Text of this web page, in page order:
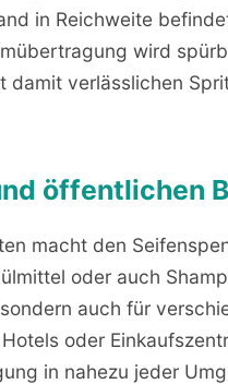
in Reichweite
wird
verlässlichen
öffentlichen
macht den
oder auch
auch für
oder
in nahezu jeder